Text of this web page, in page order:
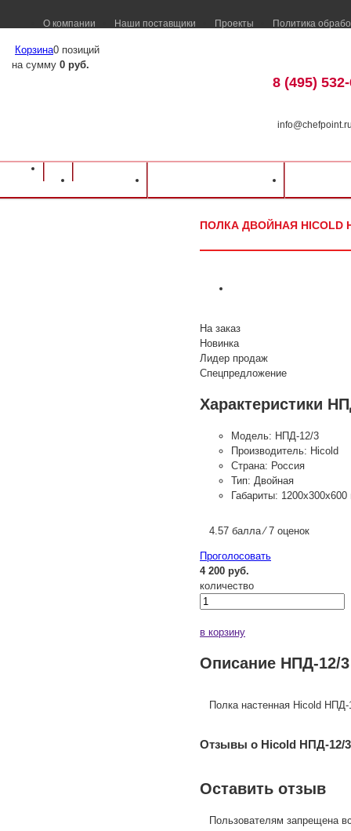
О компании Наши поставщики Проекты Политика
Корзина0 позиций
на сумму 0 руб.
8 (495)
Оборудование для ресторанов и кафе
ПОЛКА ДВОЙНАЯ HICOLD
На заказ
Новинка
Лидер продаж
Спецпредложение
Характеристики
Модель: НПД-12/3
Производитель: Hicold
Страна: Россия
Тип: Двойная
Габариты:
4.57 балла ⁄ 7 оценок
Проголосовать
4 200 руб.
количество
в корзину
Описание НПД-12/3
Полка настенная Hicold
Отзывы о Hicold НПД-12/3
Оставить отзыв
Пользователям запрещена